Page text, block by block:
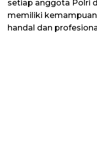
setiap anggota Polri
memiliki
handal dan